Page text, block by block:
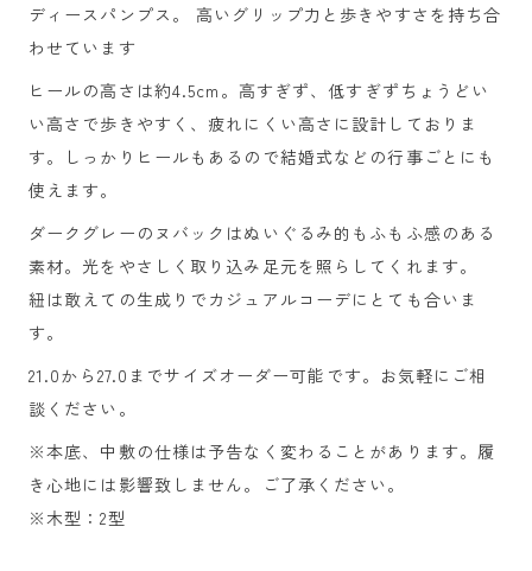
ディースパンプス。
高いグリップ力と歩きやすさを持ち合
わせています
ヒールの高さは約4.5cm。高すぎず、低すぎずちょうどい
い高さで歩きやすく、疲れにくい高さに設計しておりま
す。
しっかりヒールもあるので結婚式などの行事ごとにも
使えます。
ダークグレーのヌバックはぬいぐるみ的もふもふ感のある
素材。光をやさしく取り込み足元を照らしてくれます。
紐は敢えての生成りでカジュアルコーデにとても合いま
す。
21.0から27.0までサイズオーダー可能です。お気軽にご相
談ください。
※本底、中敷の仕様は予告なく変わることがあります。履
き心地には影響致しません。ご了承ください。
※木型：2型